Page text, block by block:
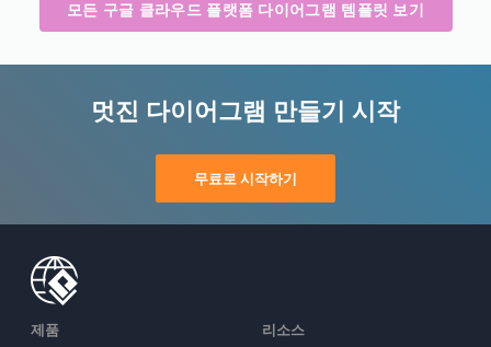
모든 구글 클라우드 플랫폼 다이어그램 템플릿 보기
멋진 다이어그램 만들기 시작
무료로 시작하기
제품 리소스